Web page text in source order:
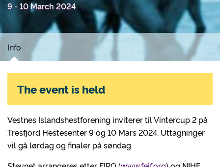
9 - 10 March 2024
Info
Vestnes Islandshestforening inviterer til Vintercup 2 på
Tresfjord Hestesenter 9 og 10 Mars 2024. Uttagninger
vil gå lørdag og finaler på søndag.
The event is held